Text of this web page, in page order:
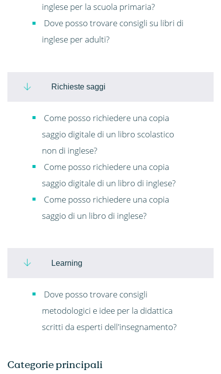
Categorie principali
inglese per la scuola primaria?
Dove posso trovare consigli su libri di
inglese per adulti?
Richieste saggi
Come posso richiedere una copia
saggio digitale di un libro scolastico
non di inglese?
Come posso richiedere una copia
saggio digitale di un libro di inglese?
Come posso richiedere una copia
saggio di un libro di inglese?
Learning
Dove posso trovare consigli
metodologici e idee per la didattica
scritti da esperti dell'insegnamento?